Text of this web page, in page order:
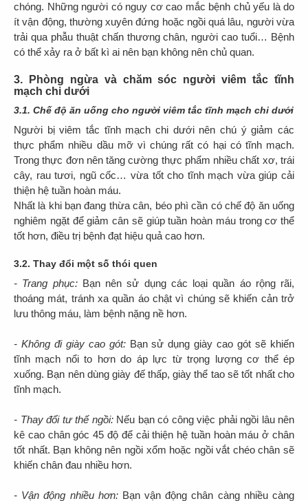
chóng. Những người có nguy cơ cao mắc bệnh chủ yếu là do
ít vận động, thường xuyên đứng hoặc ngồi quá lâu, người vừa
trải qua phẫu thuật chấn thương chân, người cao tuổi… Bệnh
có thể xảy ra ở bất kì ai nên bạn không nên chủ quan.
3. Phòng ngừa và chăm sóc người viêm tắc tĩnh
mạch chi dưới
3.1. Chế độ ăn uống cho người viêm tắc tĩnh mạch chi dưới
Người bị viêm tắc tĩnh mạch chi dưới nên chú ý giảm các
thực phẩm nhiều dầu mỡ vì chúng rất có hại có tĩnh mạch.
Trong thực đơn nên tăng cường thực phẩm nhiều chất xơ, trái
cây, rau tươi, ngũ cốc… vừa tốt cho tĩnh mạch vừa giúp cải
thiện hệ tuần hoàn máu.
Nhất là khi bạn đang thừa cân, béo phì cần có chế độ ăn uống
nghiêm ngặt để giảm cân sẽ giúp tuần hoàn máu trong cơ thể
tốt hơn, điều trị bệnh đạt hiệu quả cao hơn.
3.2. Thay đổi một số thói quen
- Trang phục:Bạn nên sử dụng các loại quần áo rộng rãi,
thoáng mát, tránh xa quần áo chật vì chúng sẽ khiến cản trở
lưu thông máu, làm bệnh nặng nề hơn.
- Không đi giày cao gót:Bạn sử dụng giày cao gót sẽ khiến
tĩnh mạch nổi to hơn do áp lực từ trọng lượng cơ thể ép
xuống. Bạn nên dùng giày đế thấp, giày thể tao sẽ tốt nhất cho
tĩnh mạch.
- Thay đổi tư thế ngồi: Nếu bạn có công việc phải ngồi lâu nên
kê cao chân góc 45 độ để cải thiện hệ tuần hoàn máu ở chân
tốt nhất. Bạn không nên ngồi xổm hoặc ngồi vắt chéo chân sẽ
khiến chân đau nhiều hơn.
- Vận động nhiều hơn: Bạn vận động chân càng nhiều càng